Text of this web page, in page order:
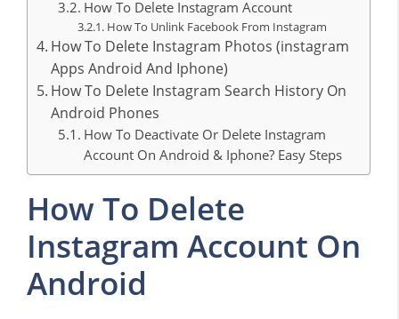
How To Delete Instagram Account
How To Unlink Facebook From Instagram
How To Delete Instagram Photos (instagram
Apps Android And Iphone)
How To Delete Instagram Search History On
Android Phones
How To Deactivate Or Delete Instagram
Account On Android & Iphone? Easy Steps
How To Delete
Instagram Account On
Android